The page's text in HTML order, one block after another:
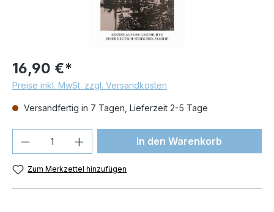
16,90 €*
Preise inkl. MwSt. zzgl. Versandkosten
Versandfertig in 7 Tagen, Lieferzeit 2-5 Tage
Produkt Anzahl: Gib denIn den Warenkorb
Zum Merkzettel hinzufügen